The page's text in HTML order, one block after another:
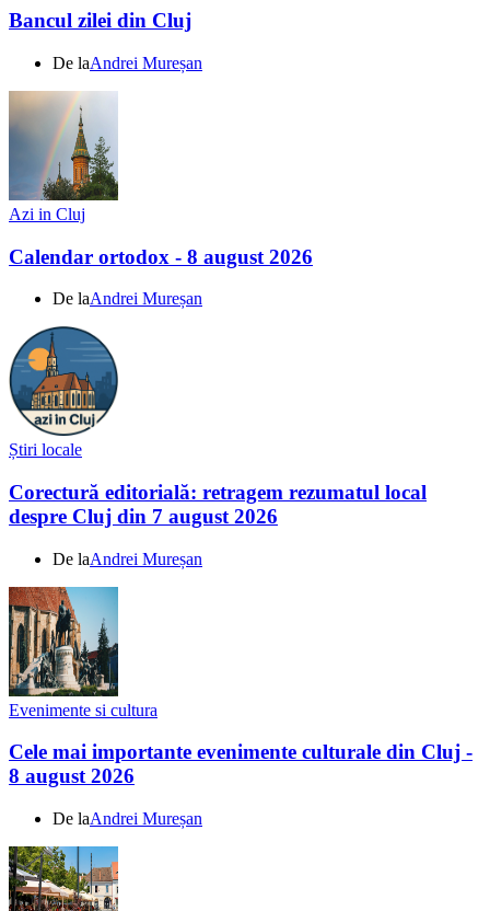
Bancul zilei din Cluj
De laAndrei Mureșan
Azi in Cluj
Calendar ortodox - 8 august 2026
De laAndrei Mureșan
Știri locale
Corectură editorială: retragem rezumatul local
despre Cluj din 7 august 2026
De laAndrei Mureșan
Evenimente si cultura
Cele mai importante evenimente culturale din Cluj -
8 august 2026
De laAndrei Mureșan